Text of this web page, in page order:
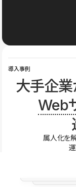
導入事例
大手企業
Web
属人化を